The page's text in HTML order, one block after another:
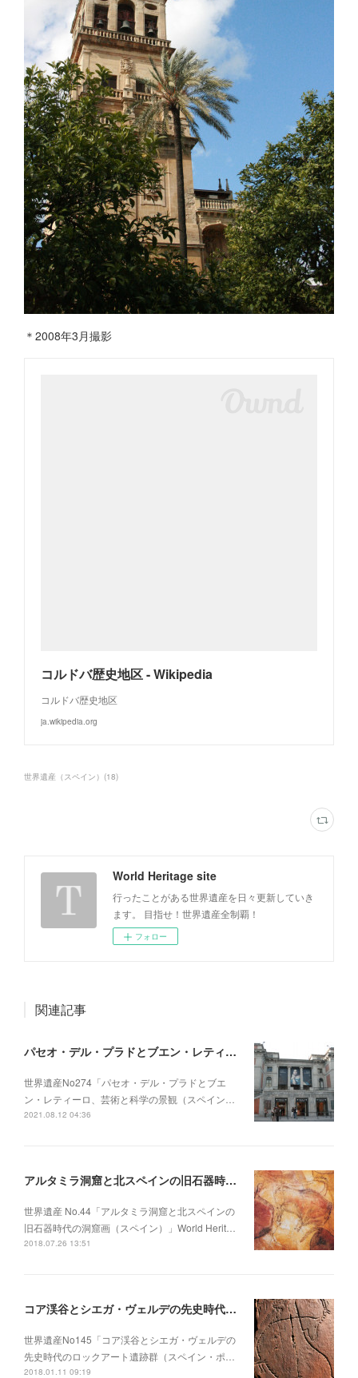
＊2008年3月撮影
コルドバ歴史地区 - Wikipedia
コルドバ歴史地区
ja.wikipedia.org
世界遺産（スペイン） (18)
World Heritage site
行ったことがある世界遺産を日々更新していき
ます。 目指せ！世界遺産全制覇！
フォロー
関連記事
パセオ・デル・プラドとブエン・レティーロ、芸術と科学の景観（スペイン）
世界遺産No274「パセオ・デル・プラドとブエ
ン・レティーロ、芸術と科学の景観（スペイン…
2021.08.12 04:36
アルタミラ洞窟と北スペインの旧石器時代の洞窟画（スペイン）
世界遺産 No.44「アルタミラ洞窟と北スペインの
旧石器時代の洞窟画（スペイン）」World Herit…
2018.07.26 13:51
コア渓谷とシエガ・ヴェルデの先史時代のロックアート遺跡群（スペイン・ポルトガル）
世界遺産No145「コア渓谷とシエガ・ヴェルデの
先史時代のロックアート遺跡群（スペイン・ポ…
2018.01.11 09:19